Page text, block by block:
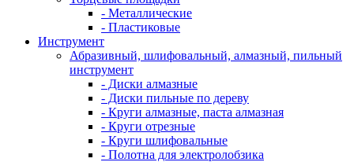
- Металлические
- Пластиковые
Инструмент
Абразивный, шлифовальный, алмазный, пильный
инструмент
- Диски алмазные
- Диски пильные по дереву
- Круги алмазные, паста алмазная
- Круги отрезные
- Круги шлифовальные
- Полотна для электролобзика